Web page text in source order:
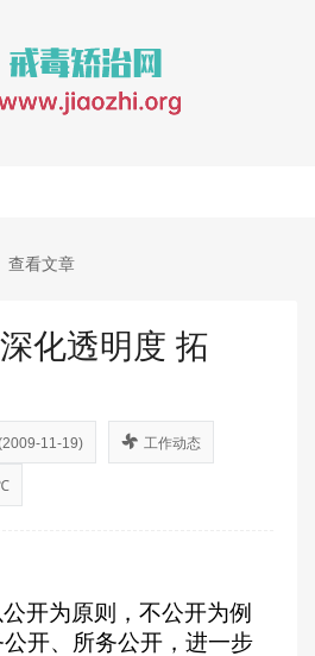
查看文章
化透明度 拓
11-19) 工作动态
开为原则，不公开为例
开、所务公开，进一步